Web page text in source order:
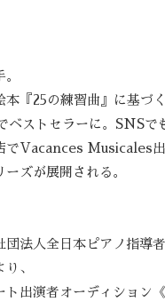
本『25の練習曲』に基づ
ストセラーに。SNSで
でVacances Musicales
ズが展開される。
団法人全日本ピアノ指導
、
ト出演者オーディション